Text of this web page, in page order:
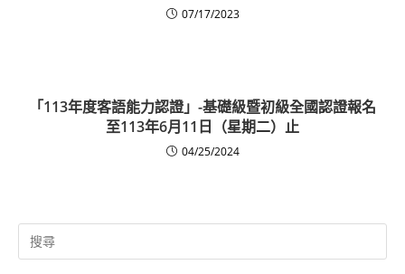
07/17/2023
「113年度客語能力認證」-基礎級暨初級全國認證報名
至113年6月11日（星期二）止
04/25/2024
Search
for: